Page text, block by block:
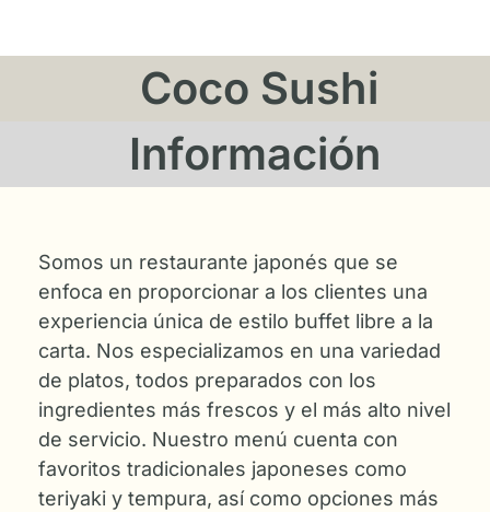
Coco Sushi
Información
Somos un restaurante japonés que se
enfoca en proporcionar a los clientes una
experiencia única de estilo buffet libre a la
carta. Nos especializamos en una variedad
de platos, todos preparados con los
ingredientes más frescos y el más alto nivel
de servicio. Nuestro menú cuenta con
favoritos tradicionales japoneses como
teriyaki y tempura, así como opciones más